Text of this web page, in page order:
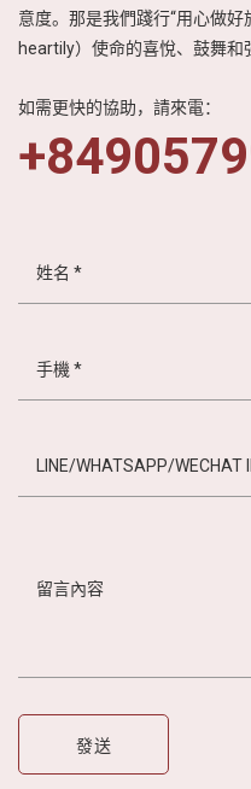
意度。那是我們踐行“用心做
heartily）使命的喜悅、鼓舞和
如需更快的協助，請來電：